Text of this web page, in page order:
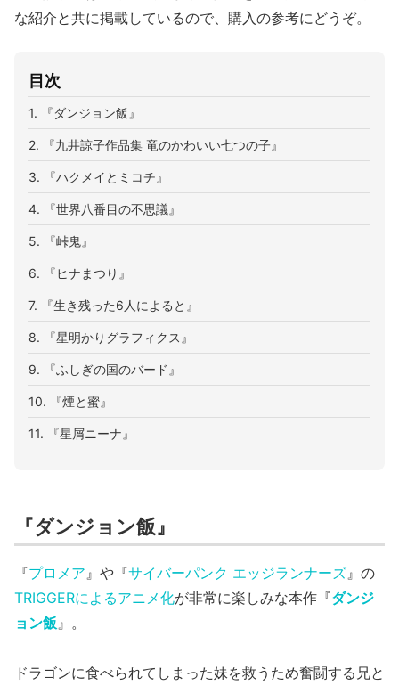
な紹介と共に掲載しているので、購入の参考にどうぞ。
目次
1. 『ダンジョン飯』
2. 『九井諒子作品集 竜のかわいい七つの子』
3. 『ハクメイとミコチ』
4. 『世界八番目の不思議』
5. 『峠鬼』
6. 『ヒナまつり』
7. 『生き残った6人によると』
8. 『星明かりグラフィクス』
9. 『ふしぎの国のバード』
10. 『煙と蜜』
11. 『星屑ニーナ』
『ダンジョン飯』
『プロメア 』や『サイバーパンク エッジランナーズ 』の
TRIGGERによるアニメ化が非常に楽しみな本作『ダンジ
ョン飯 』。
ドラゴンに食べられてしまった妹を救うため奮闘する兄と